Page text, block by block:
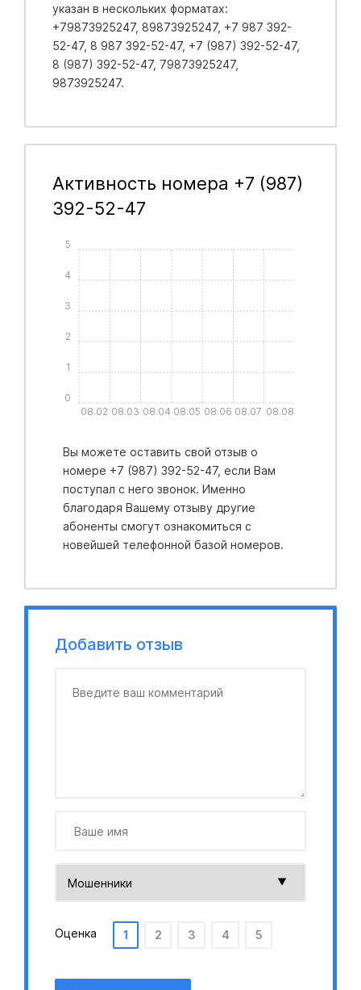
указан в нескольких форматах:
+79873925247, 89873925247, +7 987 392-
52-47, 8 987 392-52-47, +7 (987) 392-52-47,
8 (987) 392-52-47, 79873925247,
9873925247.
Активность номера +7 (987)
392-52-47
08.02 08.03 08.04 08.05 08.06 08.07 08.08
0
1
2
3
4
5
Вы можете оставить свой отзыв о
номере +7 (987) 392-52-47, если Вам
поступал с него звонок. Именно
благодаря Вашему отзыву другие
абоненты смогут ознакомиться с
новейшей телефонной базой номеров.
Добавить отзыв
Оценка 1 2 3 4 5